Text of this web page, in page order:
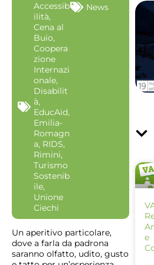
Accessib
ilità,
Cena al
Buio,
Coopera
zione
Internazi
onale,
Disabilit
à,
EducAid,
Emilia-
Romagn
a, RIDS,
Rimini,
Turismo
Sostenib
ile,
Unione
Ciechi
News
Un aperitivo particolare,
dove a farla da padrona
saranno olfatto, udito, gusto
e